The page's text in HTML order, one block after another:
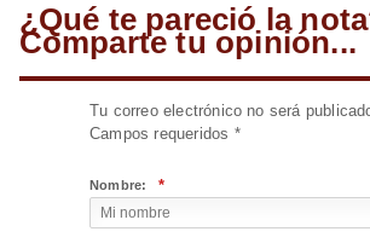
¿Qué te pareció la
Comparte tu opinión...
Tu correo electrónico no será
Campos requeridos *
Nombre: *